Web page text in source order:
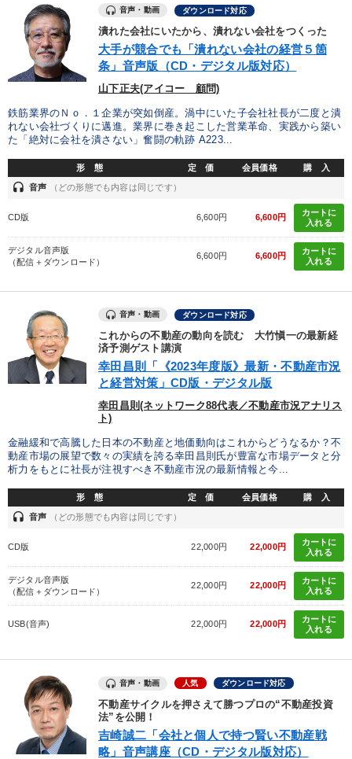
音声・動画 ダウンロード対応
潰れた会社にいたから、潰れない会社をつくった
大手が競合でも「潰れない会社の経営５箇
条」音声版（CD・デジタル版対応）
山下正夫(アイコー 顧問)
鉄筋業界のＮｏ．１企業が突如倒産。渦中にいた子会社社長が二度と潰
れない会社づくりに邁進。業界に巻き起こした営業革命、実践から築い
た「絶対に会社を潰さない」奮闘の軌跡 A223...
形 態 定 価 会員価格 購 入
headset 音声 （どの形態でも内容は同じです）
CD版 6,600円 6,600円
カートに
入れる
デジタル音声版
（配信＋ダウンロード）
6,600円 6,600円
カートに
入れる
音声・動画 ダウンロード対応
これからの不動産の動向を読む 大竹愼一の最新経
済予測ゲスト講演
幸田昌則「《2023年度版》最新・不動産市況
と経営対策」CD版・デジタル版
幸田昌則(ネットワーク88代表／不動産市況アナリス
ト)
金融緩和で高騰した日本の不動産と地価動向はこれからどうなるか？不
動産市場の展望で数々の実績を誇る幸田昌則氏が豊富な市場データと分
析力をもとに社長が注視すべき不動産市況の最新情報と今...
形 態 定 価 会員価格 購 入
headset 音声 （どの形態でも内容は同じです）
CD版 22,000円 22,000円
カートに
入れる
デジタル音声版
（配信＋ダウンロード）
22,000円 22,000円
カートに
入れる
USB(音声) 22,000円 22,000円
カートに
入れる
音声・動画 人気 ダウンロード対応
不動産サイクルを押さえて勝つプロの“不動産投資
法”を公開！
吉崎誠二「会社と個人で持つ賢い不動産戦
略」音声講座（CD・デジタル版対応）